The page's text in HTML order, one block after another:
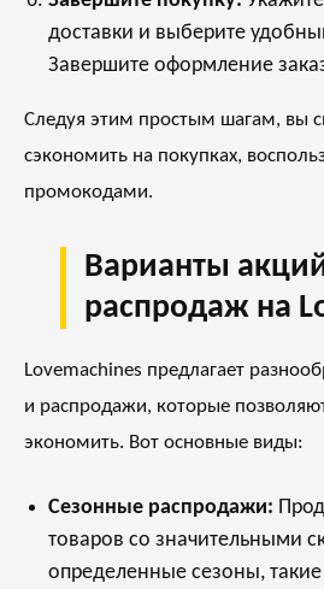
доставки и выберите
Завершите оформление
Следуя этим простым шагам, вы
сэкономить на покупках,
промокодами.
Варианты
распродаж на
Lovemachines предлагает
и распродажи, которые
экономить. Вот основные виды:
Сезонные распродажи:
товаров со значительными
определенные сезоны,